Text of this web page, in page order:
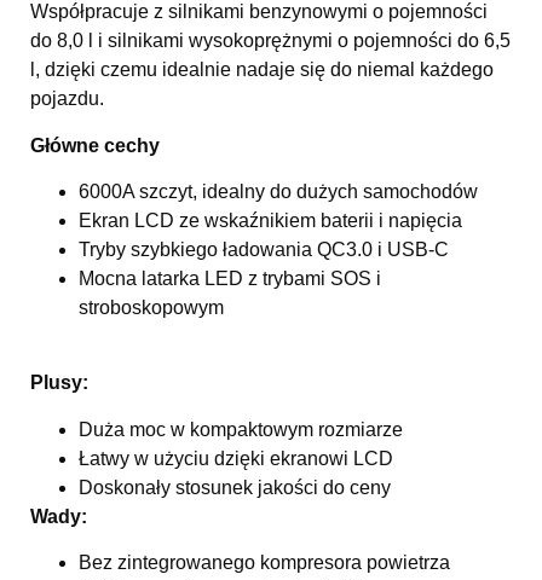
Współpracuje z silnikami benzynowymi o pojemności
do 8,0 l i silnikami wysokoprężnymi o pojemności do 6,5
l, dzięki czemu idealnie nadaje się do niemal każdego
pojazdu.
Główne cechy
6000A szczyt, idealny do dużych samochodów
Ekran LCD ze wskaźnikiem baterii i napięcia
Tryby szybkiego ładowania QC3.0 i USB-C
Mocna latarka LED z trybami SOS i
stroboskopowym
Plusy:
Duża moc w kompaktowym rozmiarze
Łatwy w użyciu dzięki ekranowi LCD
Doskonały stosunek jakości do ceny
Wady:
Bez zintegrowanego kompresora powietrza